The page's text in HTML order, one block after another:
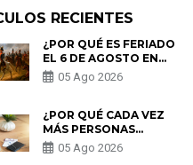
RECIENTES
¿POR QUÉ ES FERIADO
EL 6 DE AGOSTO EN
PERÚ? ESTA ES LA
HISTORIA
05 Ago 2026
¿POR QUÉ CADA VEZ
MÁS PERSONAS
UTILIZAN UNA VPN
PARA PROTEGER SU
05 Ago 2026